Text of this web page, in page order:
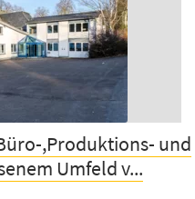
,Produktions- und
Umfeld v...